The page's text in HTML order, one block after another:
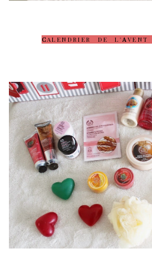
CA L E N D R I E R D E L 'AV E N T